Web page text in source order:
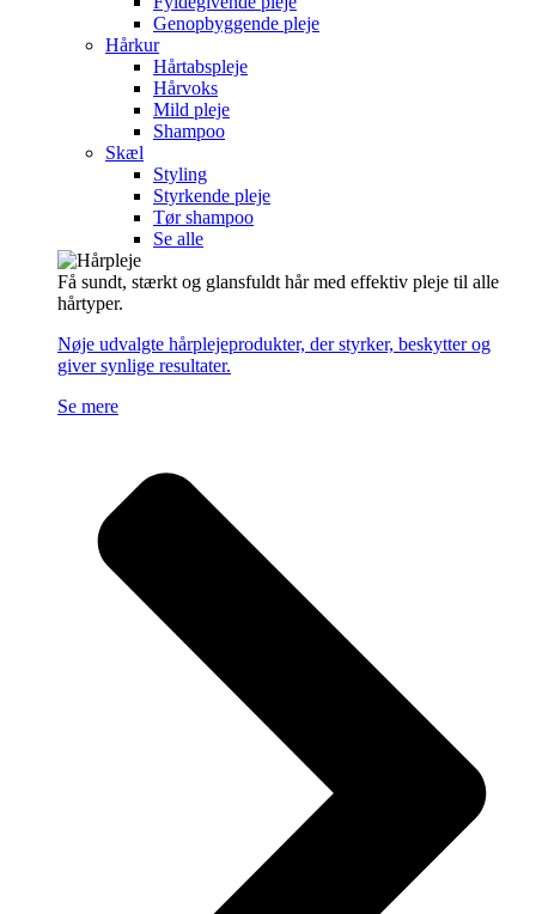
Genopbyggende pleje
Hårkur
Hårtabspleje
Hårvoks
Mild pleje
Shampoo
Skæl
Styling
Styrkende pleje
Tør shampoo
Se alle
Få sundt, stærkt og glansfuldt hår med effektiv pleje til alle
hårtyper.
Nøje udvalgte hårplejeprodukter, der styrker, beskytter og
giver synlige resultater.
Se mere